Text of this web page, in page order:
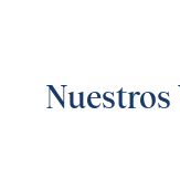
Nuestros